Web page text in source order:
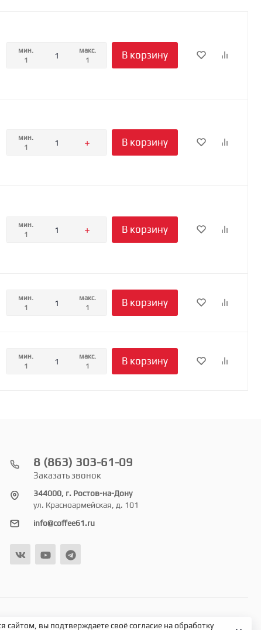
мин.
1
макс.
1
В корзину
мин.
1
В корзину
мин.
1
В корзину
мин.
1
макс.
1
В корзину
мин.
1
макс.
1
В корзину
8 (863) 303-61-09
Заказать звонок
344000, г. Ростов-на-Дону
ул. Красноармейская, д. 101
info@coffee61.ru
вы подтверждаете своё согласие на обработку